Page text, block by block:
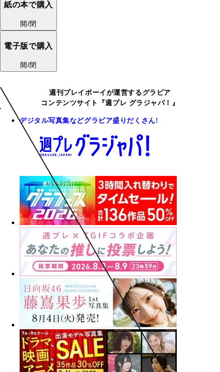
紙の本で購入
開/閉
電子版で購入
開/閉
週刊プレイボーイが運営するグラビア
コンテンツサイト『週プレ グラジャパ！』
デジタル写真集などグラビア盛りだくさん!